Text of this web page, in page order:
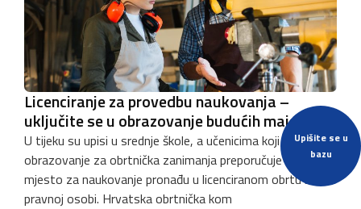
Upišite se u
bazu
Licenciranje za provedbu naukovanja –
uključite se u obrazovanje budućih majstora
U tijeku su upisi u srednje škole, a učenicima koji odabiru
obrazovanje za obrtnička zanimanja preporučuje se da
mjesto za naukovanje pronađu u licenciranom obrtu ili
pravnoj osobi. Hrvatska obrtnička kom